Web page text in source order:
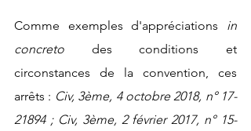
Comme exemples d'appréciations in
concreto des conditions et
circonstances de la convention, ces
arrêts : Civ, 3ème, 4 octobre 2018, n° 17-
21894 ; Civ, 3ème, 2 février 2017, n° 15-